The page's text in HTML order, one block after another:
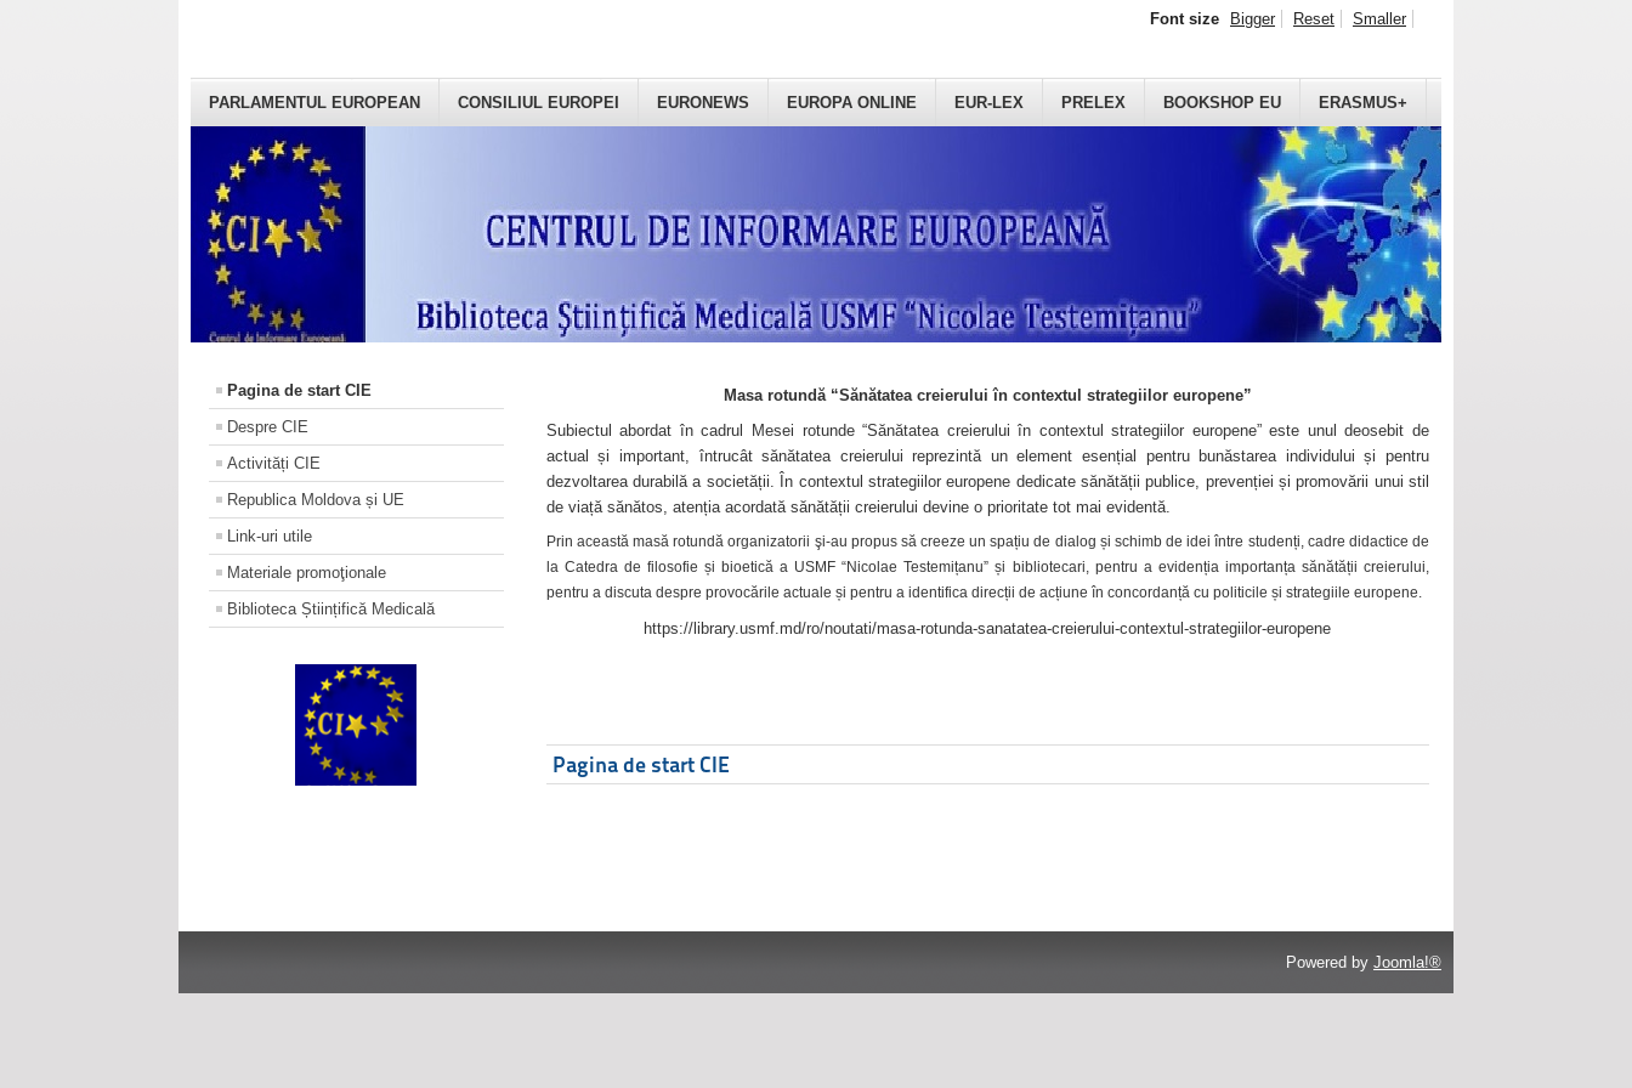
PARLAMENTUL EUROPEAN CONSILIUL EUROPEI EURONEWS EUROPA ONLINE EUR-LEX PRELEX BOOKSHOP EU ERASMUS+
Font size Bigger Reset Smaller
Pagina de start CIE
Despre CIE
Activități CIE
Republica Moldova și UE
Link-uri utile
Materiale promoţionale
Biblioteca Științifică Medicală
Masa rotundă “Sănătatea creierului în contextul strategiilor europene”
Subiectul abordat în cadrul Mesei rotunde “Sănătatea creierului în contextul strategiilor europene” este unul deosebit de
actual și important, întrucât sănătatea creierului reprezintă un element esențial pentru bunăstarea individului și pentru
dezvoltarea durabilă a societății. În contextul strategiilor europene dedicate sănătății publice, prevenției și promovării unui stil
de viață sănătos, atenția acordată sănătății creierului devine o prioritate tot mai evidentă.
Prin această masă rotundă organizatorii şi-au propus să creeze un spațiu de dialog și schimb de idei între studenți, cadre didactice de
la Catedra de filosofie și bioetică a USMF “Nicolae Testemițanu” și bibliotecari, pentru a evidenția importanța sănătății creierului,
pentru a discuta despre provocările actuale și pentru a identifica direcții de acțiune în concordanță cu politicile și strategiile europene.
https://library.usmf.md/ro/noutati/masa-rotunda-sanatatea-creierului-contextul-strategiilor-europene
Pagina de start CIE
Powered by Joomla!®